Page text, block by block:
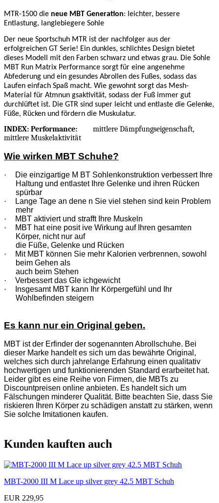
MTR-1500 die neue MBT Generation: leichter, bessere
Entlastung, langlebiegere Sohle
Der neue Sportschuh MTR ist der nachfolger aus der
erfolgreichen GT Serie! Ein dunkles, schlichtes Design bietet
dieses Modell mit den Farben schwarz und etwas grau. Die Sohle
MBT Run Matrix Performance sorgt für eine angenehme
Abfederung und ein gesundes Abrollen des Fußes, sodass das
Laufen einfach Spaß macht. Wie gewohnt sorgt das Mesh-
Material für Atmnun gsaktivität, sodass der Fuß immer gut
durchlüftet ist. Die GTR sind super leicht und entlaste die Gelenke,
Füße, Rücken und fördern die Muskulatur.
INDEX: Performance:
mittlere Dämpfungseigenschaft,
mittlere Muskelaktivität
Wie wirken MBT Schuhe?
·
Die einzigartige M BT Sohlenkonstruktion verbessert Ihre
Haltung und entlastet Ihre Gelenke und ihren Rücken
spürbar
·
Lange Tage an dene n Sie viel stehen sind kein Problem
mehr
·
MBT aktiviert und strafft Ihre Muskeln
·
MBT hat eine posit ive Wirkung auf Ihren gesamten
Körper, nicht nur auf
die Füße, Gelenke und Rücken
·
Mit MBT können Sie mehr Kalorien verbrennen, sowohl
beim Gehen als
auch beim Stehen
·
Verbessert das Gle ichgewicht
·
Insgesamt MBT kann Ihr Körpergefühl und Ihr
Wohlbefinden steigern
Es kann nur ein Original geben.
MBT ist der Erfinder der sogenannten Abrollschuhe. Bei
dieser Marke handelt es sich um das bewährte Original,
welches sich durch jahrelange Erfahrung einen qualitativ
hochwertigen und funktionierenden Standard erarbeitet hat.
Leider gibt es eine Reihe von Firmen, die MBTs zu
Discountpreisen online anbieten. Es handelt sich um
Fälschungen minderer Qualität. Bitte beachten Sie, dass Sie
riskieren Ihren Körper zu schädigen anstatt zu stärken, wenn
Sie solche Imitationen kaufen.
Kunden kauften auch
MBT-2000 III M Lace up silver grey 42.5 MBT Schuh
EUR 229,95